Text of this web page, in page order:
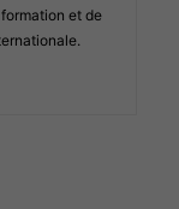
et de